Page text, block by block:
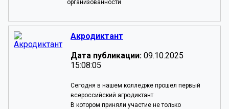
организованности
Акродиктант
Дата публикации: 09.10.2025
15:08:05
Сегодня в нашем колледже прошел первый
всероссийский агродиктант
В котором приняли участие не только